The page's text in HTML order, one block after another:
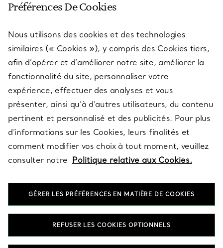
SERVICES
À PROPOS
QUESTIONS LÉGALES
SUIVEZ-NOUS
T&Co. 2026
Préférences De Cookies
Nous utilisons des cookies et des technologies
similaires (« Cookies »), y compris des Cookies tiers,
afin d’opérer et d’améliorer notre site, améliorer la
fonctionnalité du site, personnaliser votre
expérience, effectuer des analyses et vous
présenter, ainsi qu’à d’autres utilisateurs, du contenu
pertinent et personnalisé et des publicités. Pour plus
d’informations sur les Cookies, leurs finalités et
comment modifier vos choix à tout moment, veuillez
consulter notre Politique relative aux Cookies.
GÉRER LES PRÉFÉRENCES EN MATIÈRE DE COOKIES
REFUSER LES COOKIES OPTIONNELS